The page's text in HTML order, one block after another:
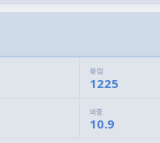
융점
1225
비중
10.9